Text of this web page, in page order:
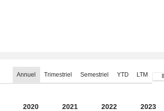
Annuel Trimestriel Semestriel YTD LTM
2020 2021 2022 2023